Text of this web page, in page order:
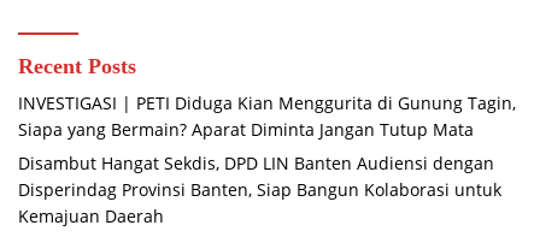
Recent Posts
INVESTIGASI | PETI Diduga Kian Menggurita di Gunung Tagin,
Siapa yang Bermain? Aparat Diminta Jangan Tutup Mata
Disambut Hangat Sekdis, DPD LIN Banten Audiensi dengan
Disperindag Provinsi Banten, Siap Bangun Kolaborasi untuk
Kemajuan Daerah